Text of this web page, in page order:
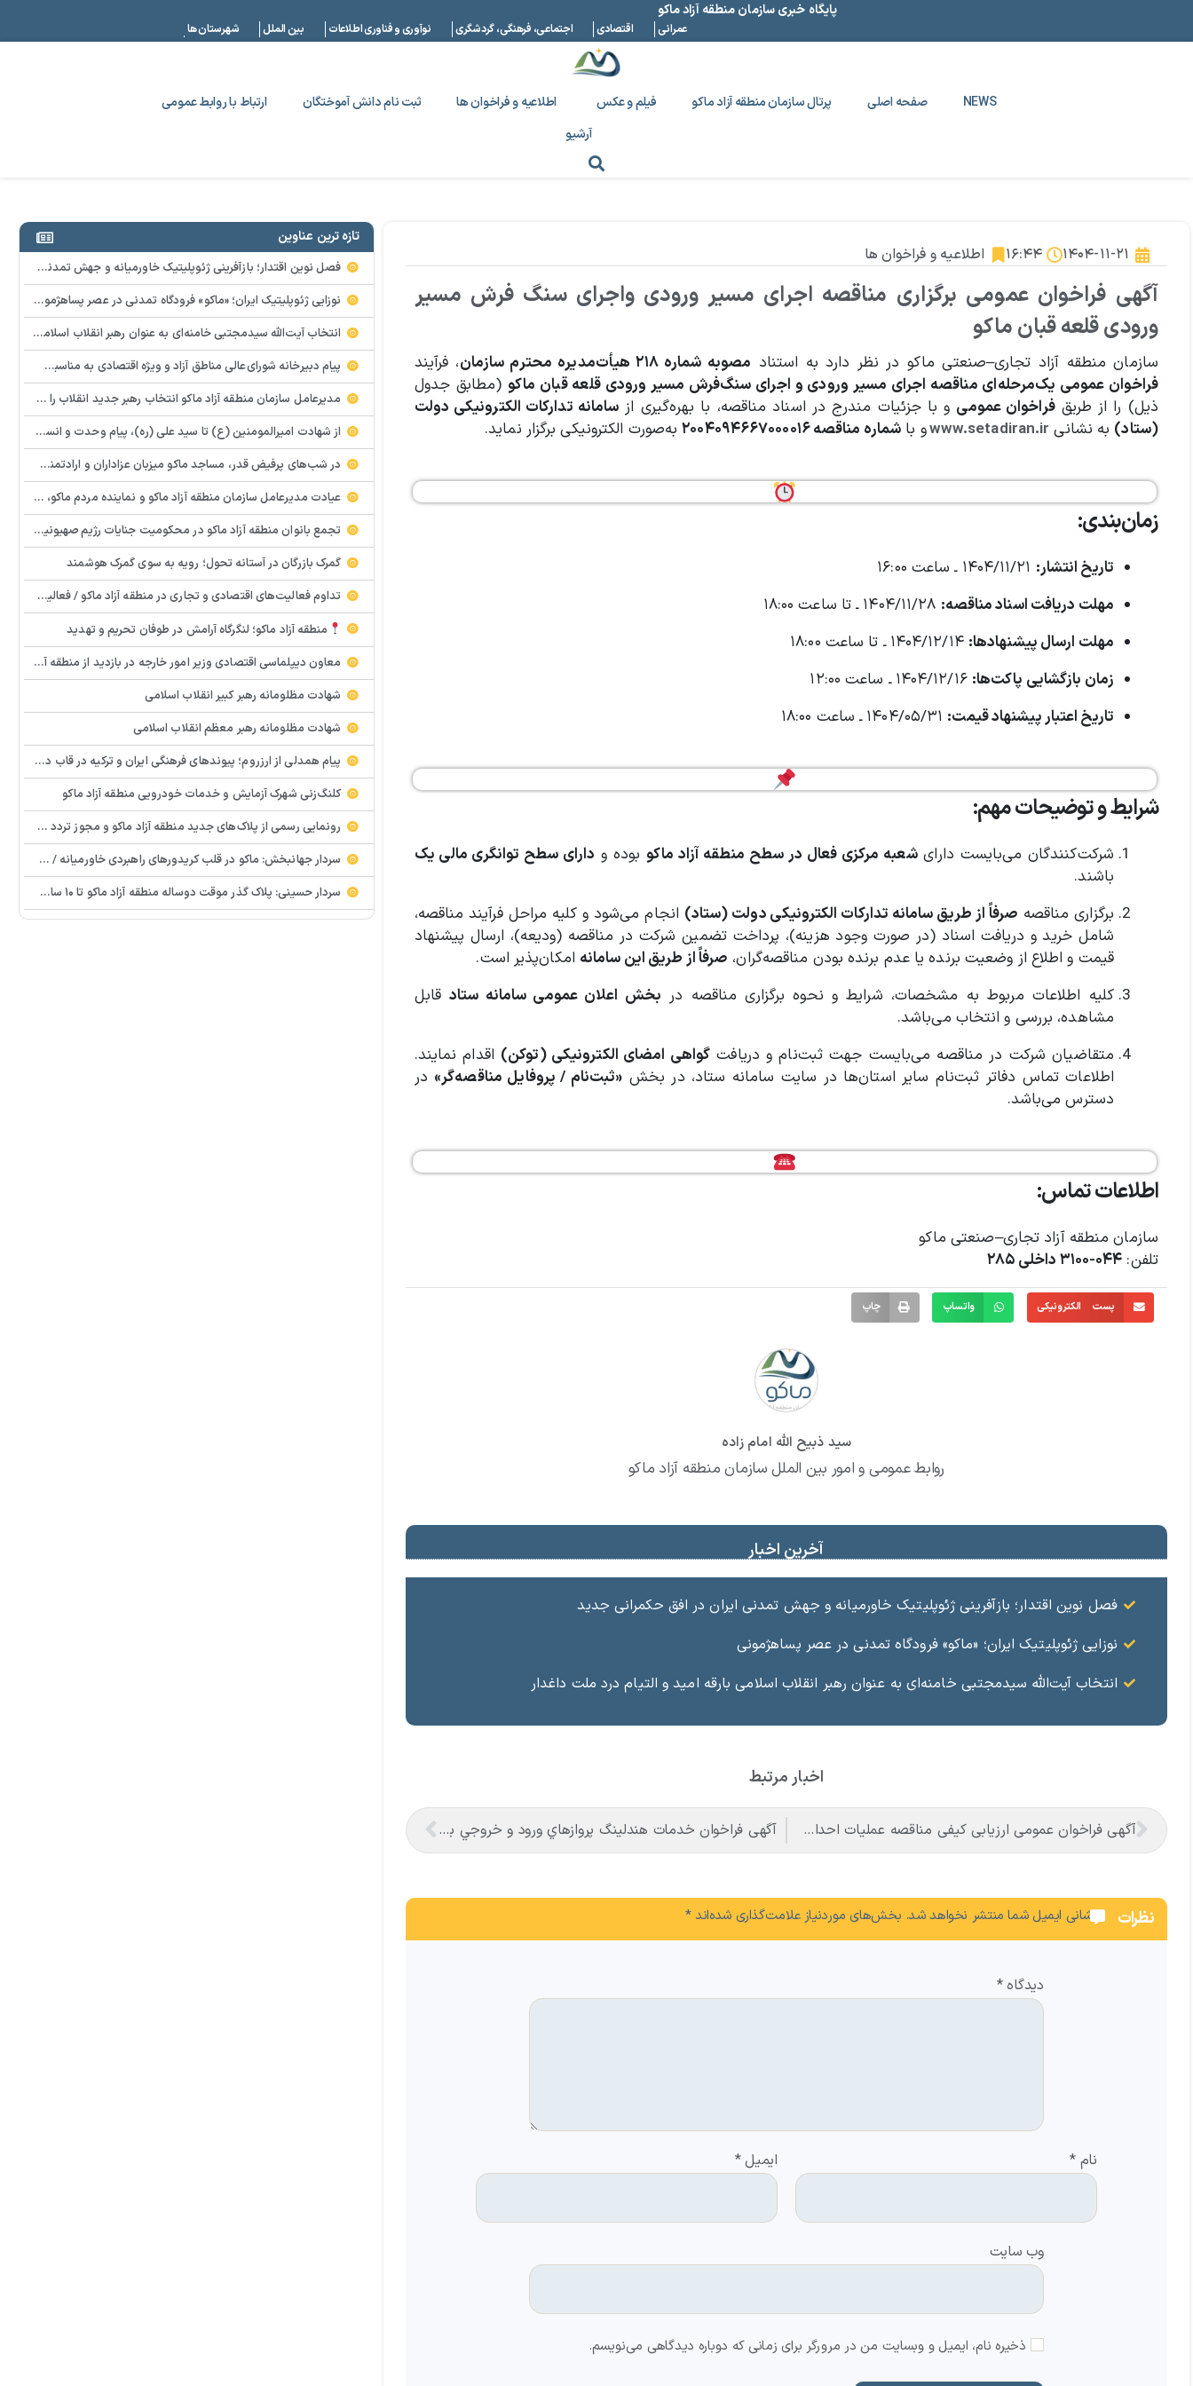
پایگاه خبری سازمان منطقه آزاد ماکو
عمرانی اقتصادی اجتماعی، فرهنگی، گردشگری نوآوری و فناوری اطلاعات بین الملل شهرستان ها
NEWS صفحه اصلی پرتال سازمان منطقه آزاد ماکو فیلم و عکس اطلاعیه و فراخوان ها ثبت نام دانش آموختگان
ارتباط با روابط عمومی
آرشیو
۱۴۰۴-۱۱-۲۱ ۱۶:۴۴ اطلاعیه و فراخوان ها
آگهی فراخوان عمومی برگزاری مناقصه اجرای مسير ورودی واجرای سنگ فرش مسير
ورودی قلعه قبان ماكو
سازمان منطقه آزاد تجاری–صنعتی ماکو در نظر دارد به استناد مصوبه شماره ۲۱۸ هیأت‌مدیره محترم سازمان
، فرآیند
فراخوان عمومی یک‌مرحله‌ای مناقصه اجرای مسیر ورودی و اجرای سنگ‌فرش مسیر ورودی قلعه قبان ماکو (مطابق جدول
ذیل) را از طریقفراخوان عمومی و با جزئیات مندرج در اسناد مناقصه، با بهره‌گیری از سامانه تدارکات الکترونیکی دولت
(ستاد) به نشانی www.setadiran.irو با شماره مناقصه ۲۰۰۴۰۹۴۶۶۷۰۰۰۰۱۶ به‌صورت الکترونیکی برگزار نماید.
زمان‌بندی:
تاریخ انتشار:
مهلت دریافت اسناد مناقصه:
مهلت ارسال پیشنهادها: ۱۴۰۴/۱۲/۱۴ ـ تا ساعت ۱۸:۰۰
زمان بازگشایی پاکت‌ها: ۱۴۰۴/۱۲/۱۶ ـ ساعت ۱۲:۰۰
تاریخ اعتبار پیشنهاد قیمت:
شرایط و توضیحات مهم:
شرکت‌کنندگان می‌بایست دارایشعبه مرکزی فعال در سطح منطقه آزاد ماکو بوده و دارای سطح توانگری مالی یک
باشند.
برگزاری مناقصه صرفاً از طریق سامانه تدارکات الکترونیکی دولت (ستاد) انجام می‌شود و کلیه مراحل فرآیند مناقصه،
شامل خرید و دریافت اسناد (در صورت وجود هزینه)، پرداخت تضمین شرکت در مناقصه (ودیعه)، ارسال پیشنهاد
قیمت و اطلاع از وضعیت برنده یا عدم برنده بودن مناقصه‌گران، صرفاً از طریق این سامانه امکان‌پذیر است.
کلیه اطلاعات مربوط به مشخصات، شرایط و نحوه برگزاری مناقصه در بخش اعلان عمومی سامانه ستادقابل
مشاهده، بررسی و انتخاب می‌باشد.
متقاضیان شرکت در مناقصه می‌بایست جهت ثبت‌نام و دریافت گواهی امضای الکترونیکی (توکن) اقدام نمایند.
اطلاعات تماس دفاتر ثبت‌نام سایر استان‌ها در سایت سامانه ستاد، در بخش «ثبت‌نام / پروفایل مناقصه‌گر» در
دسترس می‌باشد.
اطلاعات تماس:
سازمان منطقه آزاد تجاری–صنعتی ماکو
تلفن: ۰۴۴-۳۱۰۰ داخلی ۲۸۵
پست الکترونیکی واتساپ چاپ
سید ذبیح الله امام زاده
روابط عمومی و امور بین الملل سازمان منطقه آزاد ماکو
آخرین اخبار
فصل نوین اقتدار؛ بازآفرینی ژئوپلیتیک خاورمیانه و جهش تمدنی ایران در افق حکمرانی جدید
نوزایی ژئوپلیتیک ایران؛ «ماکو» فرودگاه تمدنی در عصر پساهژمونی
انتخاب آیت‌الله سیدمجتبی خامنه‌ای به عنوان رهبر انقلاب اسلامی بارقه امید و التیام درد ملت داغدار
اخبار مرتبط
آگهی فراخوان عمومی ارزيابی كيفی مناقصه عمليات احداث جايگاه سوخت فرودگاه ماكو آگهی فراخوان خدمات هندلينگ پروازهاي ورود و خروجي برنامه اي و غير برنامه اي فرودگاه منطقه آزاد ماكو
نظرات نشانی ایمیل شما منتشر نخواهد شد. بخش‌های موردنیاز علامت‌گذاری شده‌اند*
دیدگاه*
نام* ایمیل*
وب‌ سایت
ذخیره نام، ایمیل و وبسایت من در مرورگر برای زمانی که دوباره دیدگاهی می‌نویسم.
تازه ترین عناوین
فصل نوین اقتدار؛ بازآفرینی ژئوپلیتیک خاورمیانه و جهش تمدنی ایران در افق حکمرانی جدید
نوزایی ژئوپلیتیک ایران؛ «ماکو» فرودگاه تمدنی در عصر پساهژمونی
انتخاب آیت‌الله سیدمجتبی خامنه‌ای به عنوان رهبر انقلاب اسلامی بارقه امید و التیام درد ملت داغدار
پیام دبیرخانه شورای‌عالی مناطق آزاد و ویژه اقتصادی به مناسبت انتخاب سومین رهبر انقلاب اسلامی ایران
مدیرعامل سازمان منطقه آزاد ماکو انتخاب رهبر جدید انقلاب را تبریک گفت
از شهادت امیرالمومنین (ع) تا سید علی (ره)، پیام وحدت و انسجام اسلامی
در شب‌های پرفیض قدر، مساجد ماکو میزبان عزاداران و ارادتمندان به اهل بیت (ع) هستند.
عیادت مدیرعامل سازمان منطقه آزاد ماکو و نماینده مردم ماکو، شوط و پلدشت از مجروحان حملات اخیر
تجمع بانوان منطقه آزاد ماکو در محکومیت جنایات رژیم صهیونیستی و آمریکا
گمرک بازرگان در آستانه تحول؛ رویه به سوی گمرک هوشمند
تداوم فعالیت‌های اقتصادی و تجاری در منطقه آزاد ماکو / فعالیت گمرک، بازارچه‌ها و واحدهای تولیدی ادامه دارد
منطقه آزاد ماکو؛ لنگرگاه آرامش در طوفان تحریم و تهدید
معاون دیپلماسی اقتصادی وزیر امور خارجه در بازدید از منطقه آزاد ماکو: گمرک بازرگان، معبر حیاتی در شرایط جنگ
شهادت مظلومانه رهبر کبیر انقلاب اسلامی
شهادت مظلومانه رهبر معظم انقلاب اسلامی
پیام همدلی از ارزروم؛ پیوندهای فرهنگی ایران و ترکیه در قاب دیپلماسی مرزی
کلنگ‌زنی شهرک آزمایش و خدمات خودرویی منطقه آزاد ماکو
رونمایی رسمی از پلاک‌های جدید منطقه آزاد ماکو و مجوز تردد در سطح آذربایجان غربی
سردار جهانبخش: ماکو در قلب کریدورهای راهبردی خاورمیانه / ماکو می‌تواند به هاب خودرویی کشور تبدیل شود
سردار حسینی: پلاک گذر موقت دو‌ساله منطقه آزاد ماکو تا ۱۰ سال قابل تمدید است